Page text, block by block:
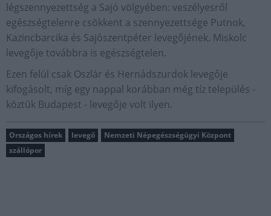
légszennyezettség a Sajó völgyében: veszélyesről
egészségtelenre csökkent a szennyezettsége Putnok,
Kazincbarcika és Sajószentpéter levegőjének. Miskolc
levegője továbbra is egészségtelen.
Ezen felül csak Oszlár és Hernádszurdok levegője
kifogásolt, míg egy nappal korábban még tíz település -
köztük Budapest - levegője volt ilyen.
Országos hírek levegő
Nemzeti Népegészségügyi Központ
szállópor